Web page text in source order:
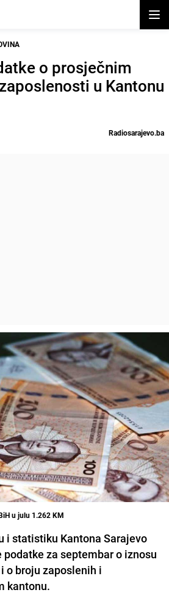
o prosječnim
u Kantonu
Radiosarajevo.ba
u julu 1.262 KM
i statistiku Kantona Sarajevo
za septembar o iznosu
o broju zaposlenih i
kantonu.